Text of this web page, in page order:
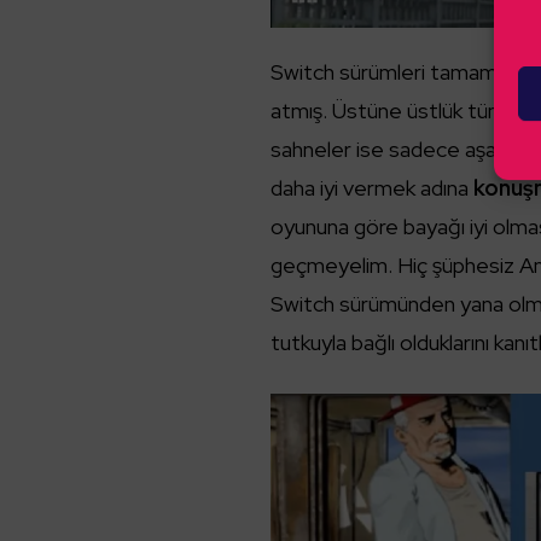
Switch sürümleri tamamen
atmış. Üstüne üstlük tüm
sahneler ise sadece aşağıda
daha iyi vermek adına
oyununa göre bayağı iyi
geçmeyelim. Hiç şüphesiz
Switch sürümünden yana
tutkuyla bağlı olduklarını